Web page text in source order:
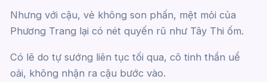
Nhưng với cậu, vẻ không son phấn, mệt mỏi của
Phương Trang lại có nét quyến rũ như Tây Thi ốm.
Có lẽ do tự sướng liên tục tối qua, cô tinh thần uể
oải, không nhận ra cậu bước vào.